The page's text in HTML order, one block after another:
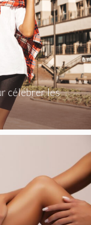
célébrer les